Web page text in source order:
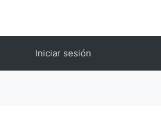
Iniciar sesión